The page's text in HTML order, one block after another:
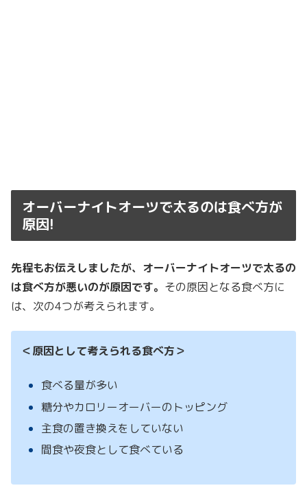
オーバーナイトオーツで太るのは食べ方が
原因!
先程もお伝えしましたが、オーバーナイトオーツで太るの
は食べ方が悪いのが原因です。 その原因となる食べ方に
は、次の4つが考えられます。
＜原因として考えられる食べ方＞
食べる量が多い
糖分やカロリーオーバーのトッピング
主食の置き換えをしていない
間食や夜食として食べている